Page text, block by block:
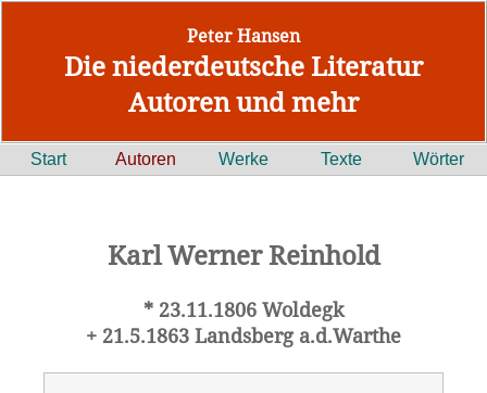
Peter Hansen
Die niederdeutsche Literatur
Autoren und mehr
Start Autoren Werke Texte Wörter
Karl Werner Reinhold
* 23.11.1806 Woldegk
+ 21.5.1863 Landsberg a.d.Warthe